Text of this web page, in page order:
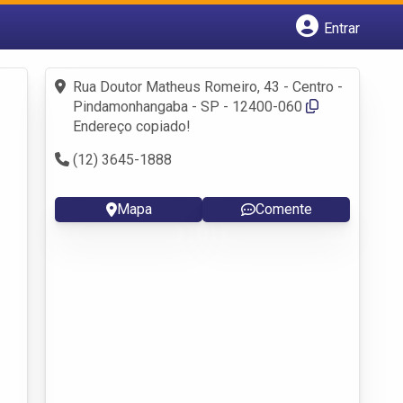
Entrar
Fazer login
Criar conta
Rua Doutor Matheus Romeiro, 43 - Centro -
Pindamonhangaba - SP - 12400-060
Endereço copiado!
(12) 3645-1888
Mapa Comente